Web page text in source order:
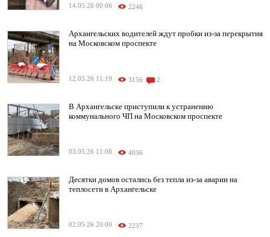
14.05.26 00:06 2246
Архангельских водителей ждут пробки из-за перекрытия
на Московском проспекте
12.05.26 11:19 3156 2
В Архангельске приступили к устранению
коммунального ЧП на Московском проспекте
03.05.26 11:08 4036
Десятки домов остались без тепла из-за аварии на
теплосети в Архангельске
02.05.26 20:00 2237